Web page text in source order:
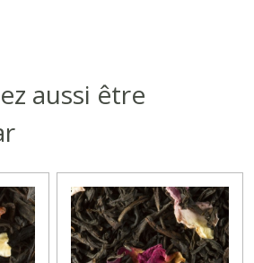
aussi être